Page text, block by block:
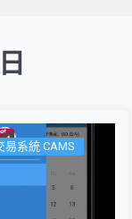
易系統 CAMS